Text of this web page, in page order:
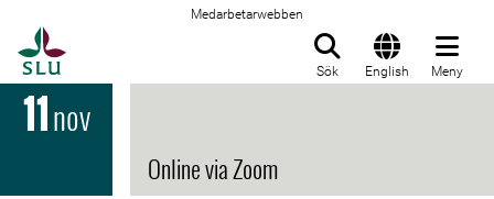
Medarbetarwebben
Sök English Meny
11nov
Online via Zoom